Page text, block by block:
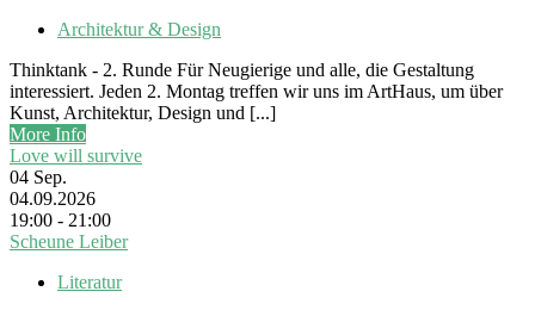
Architektur & Design
Thinktank - 2. Runde Für Neugierige und alle, die Gestaltung
interessiert. Jeden 2. Montag treffen wir uns im ArtHaus, um über
Kunst, Architektur, Design und [...]
More Info
Love will survive
04 Sep.
04.09.2026
19:00 - 21:00
Scheune Leiber
Literatur